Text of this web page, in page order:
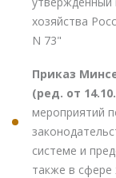
хозяйства
N 73"
Приказ
(ред. от
мероприятий
системе и
также в сфере